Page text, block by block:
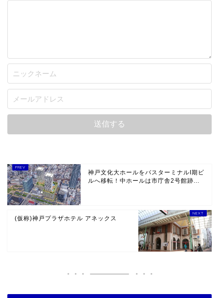
神戸文化大ホールをバスターミナルI期ビ
ルへ移転！中ホールは市庁舎2号館跡...
(仮称)神戸プラザホテル アネックス